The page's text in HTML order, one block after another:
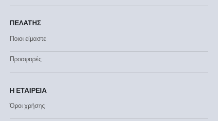
ΠΕΛΑΤΗΣ
Ποιοι είμαστε
Προσφορές
Η ΕΤΑΙΡΕΙΑ
Όροι χρήσης